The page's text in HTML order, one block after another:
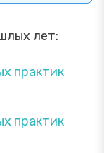
лет:
практик
практик